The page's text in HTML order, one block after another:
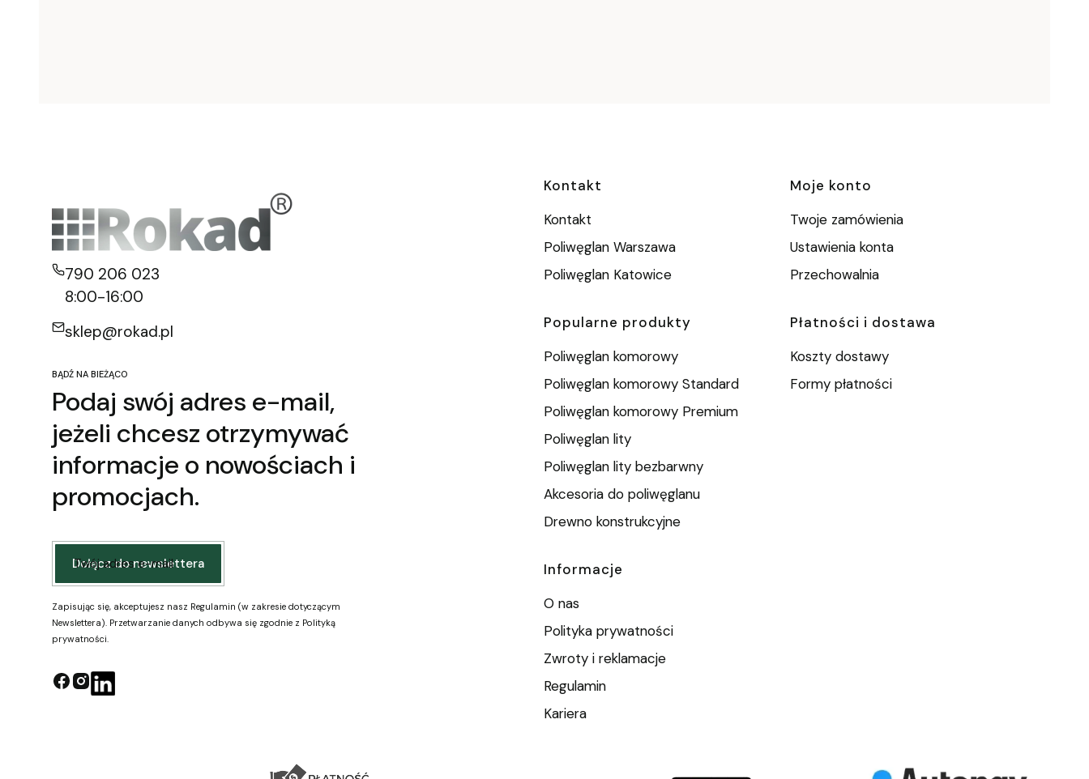
790 206 023
8:00-16:00
sklep@rokad.pl
BĄDŹ NA BIEŻĄCO
Podaj swój adres e-mail,
jeżeli chcesz otrzymywać
informacje o nowościach i
promocjach.
Twój adres e-mail
Dołącz do newslettera
Zapisując się, akceptujesz nasz Regulamin (w zakresie dotyczącym
Newslettera). Przetwarzanie danych odbywa się zgodnie z Polityką
prywatności.
Linki w stopce
Kontakt
Kontakt
Poliwęglan Warszawa
Poliwęglan Katowice
Moje konto
Twoje zamówienia
Ustawienia konta
Przechowalnia
Popularne produkty
Poliwęglan komorowy
Poliwęglan komorowy Standard
Poliwęglan komorowy Premium
Poliwęglan lity
Poliwęglan lity bezbarwny
Akcesoria do poliwęglanu
Drewno konstrukcyjne
Płatności i dostawa
Koszty dostawy
Formy płatności
Informacje
O nas
Polityka prywatności
Zwroty i reklamacje
Regulamin
Kariera